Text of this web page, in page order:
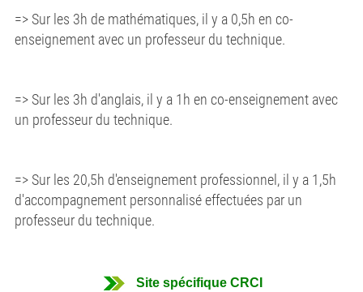
=> Sur les 3h de mathématiques, il y a 0,5h en co-
enseignement avec un professeur du technique.
=> Sur les 3h d'anglais, il y a 1h en co-enseignement avec
un professeur du technique.
=> Sur les 20,5h d'enseignement professionnel, il y a 1,5h
d'accompagnement personnalisé effectuées par un
professeur du technique.
Site spécifique CRCI